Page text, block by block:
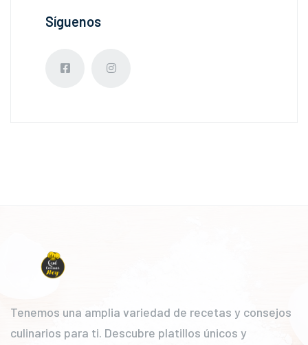
Síguenos
Tenemos una amplia variedad de recetas y consejos
culinarios para ti. Descubre platillos únicos y